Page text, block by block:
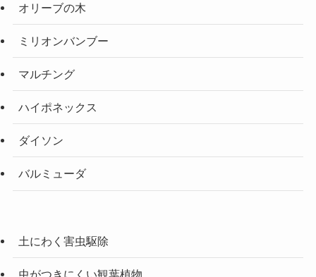
オリーブの木
ミリオンバンブー
マルチング
ハイポネックス
ダイソン
バルミューダ
土にわく害虫駆除
虫がつきにくい観葉植物